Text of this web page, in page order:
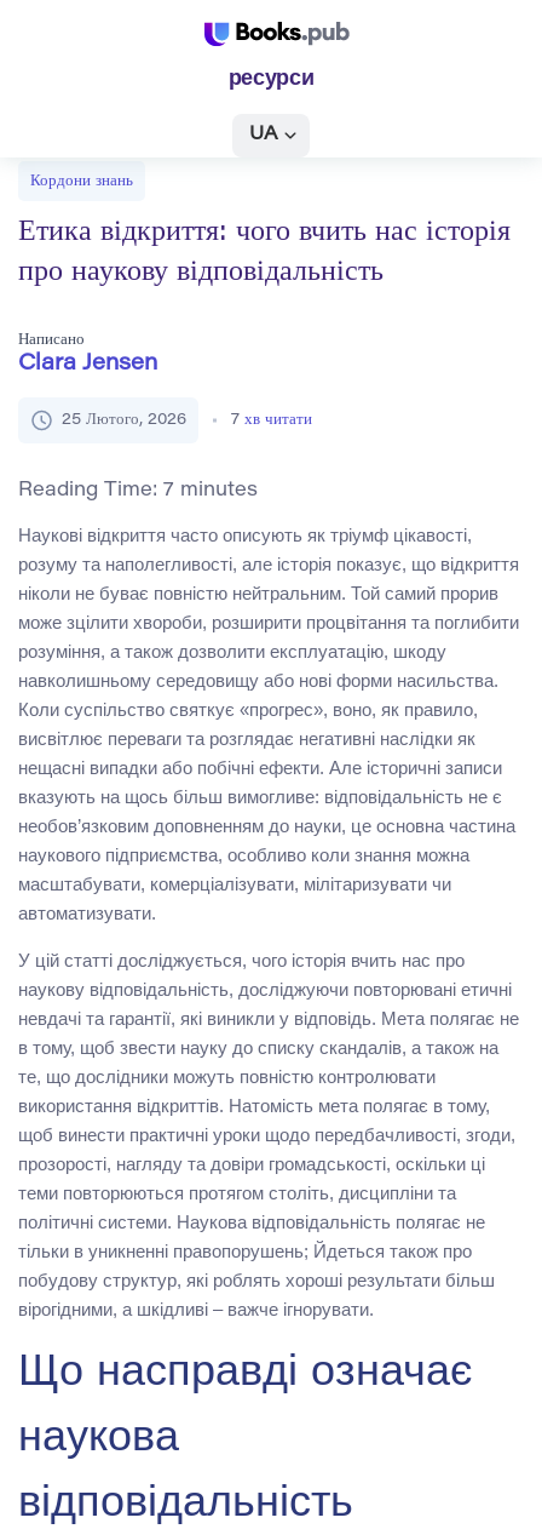
ресурси
UA
Кордони знань
Етика відкриття: чого вчить нас історія
про наукову відповідальність
Написано
Clara Jensen
25 Лютого, 2026 7 хв читати
Reading Time: 7 minutes
Наукові відкриття часто описують як тріумф цікавості,
розуму та наполегливості, але історія показує, що відкриття
ніколи не буває повністю нейтральним. Той самий прорив
може зцілити хвороби, розширити процвітання та поглибити
розуміння, а також дозволити експлуатацію, шкоду
навколишньому середовищу або нові форми насильства.
Коли суспільство святкує «прогрес», воно, як правило,
висвітлює переваги та розглядає негативні наслідки як
нещасні випадки або побічні ефекти. Але історичні записи
вказують на щось більш вимогливе: відповідальність не є
необов’язковим доповненням до науки, це основна частина
наукового підприємства, особливо коли знання можна
масштабувати, комерціалізувати, мілітаризувати чи
автоматизувати.
У цій статті досліджується, чого історія вчить нас про
наукову відповідальність, досліджуючи повторювані етичні
невдачі та гарантії, які виникли у відповідь. Мета полягає не
в тому, щоб звести науку до списку скандалів, а також на
те, що дослідники можуть повністю контролювати
використання відкриттів. Натомість мета полягає в тому,
щоб винести практичні уроки щодо передбачливості, згоди,
прозорості, нагляду та довіри громадськості, оскільки ці
теми повторюються протягом століть, дисципліни та
політичні системи. Наукова відповідальність полягає не
тільки в уникненні правопорушень; Йдеться також про
побудову структур, які роблять хороші результати більш
вірогідними, а шкідливі – важче ігнорувати.
Що насправді означає
наукова
відповідальність